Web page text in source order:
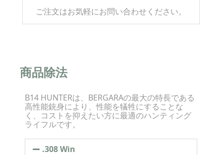
ご注文はお気軽にお問い合わせください。
商品除法
B14 HUNTERは、BERGARAの最大の特長である
高性能銃身により、性能を犠牲にすることな
く、コストを抑えたい方に最適のハンティング
ライフルです。
.308 Win